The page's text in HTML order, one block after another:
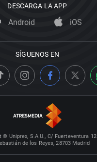
DESCARGA LA APP
Android iOS
SÍGUENOS EN
© Uniprex, S.A.U., C/ Fuerteventura 12
de los Reyes, 28703 Madrid